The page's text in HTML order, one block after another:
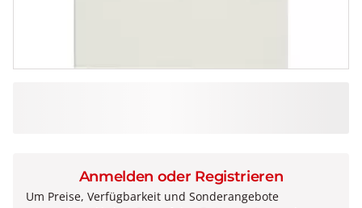
Anmelden oder Registrieren
Um Preise, Verfügbarkeit und Sonderangebote